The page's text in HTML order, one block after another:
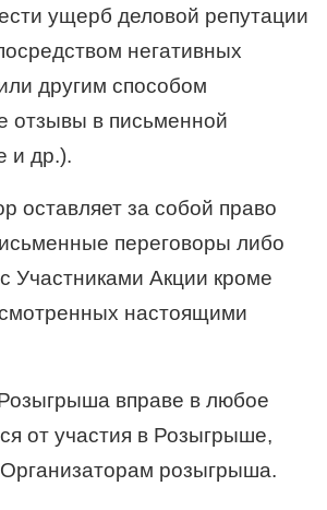
ущерб деловой репутации
негативных
другим способом
отзывы в письменной
и др.).
оставляет за собой право
переговоры либо
Участниками Акции кроме
настоящими
вправе в любое
от участия в Розыгрыше,
розыгрыша.